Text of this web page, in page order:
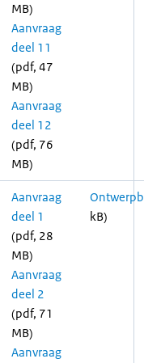
MB)
Aanvraag
deel 11
(pdf, 47
MB)
Aanvraag
deel 12
(pdf, 76
MB)
Aanvraag
deel 1
(pdf, 28
MB)
Aanvraag
deel 2
(pdf, 71
MB)
Aanvraag
kB)